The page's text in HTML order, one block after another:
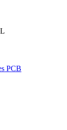
PCB